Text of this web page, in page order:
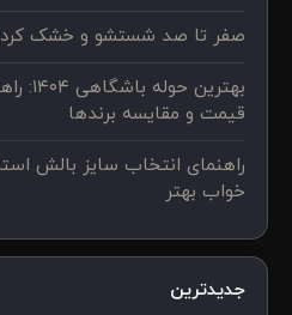
صفر تا صد شستشو و خشک
بهترین
قیمت و مقایسه برندها
راهنمای انتخاب سایز بالش
خواب بهتر
جدیدترین